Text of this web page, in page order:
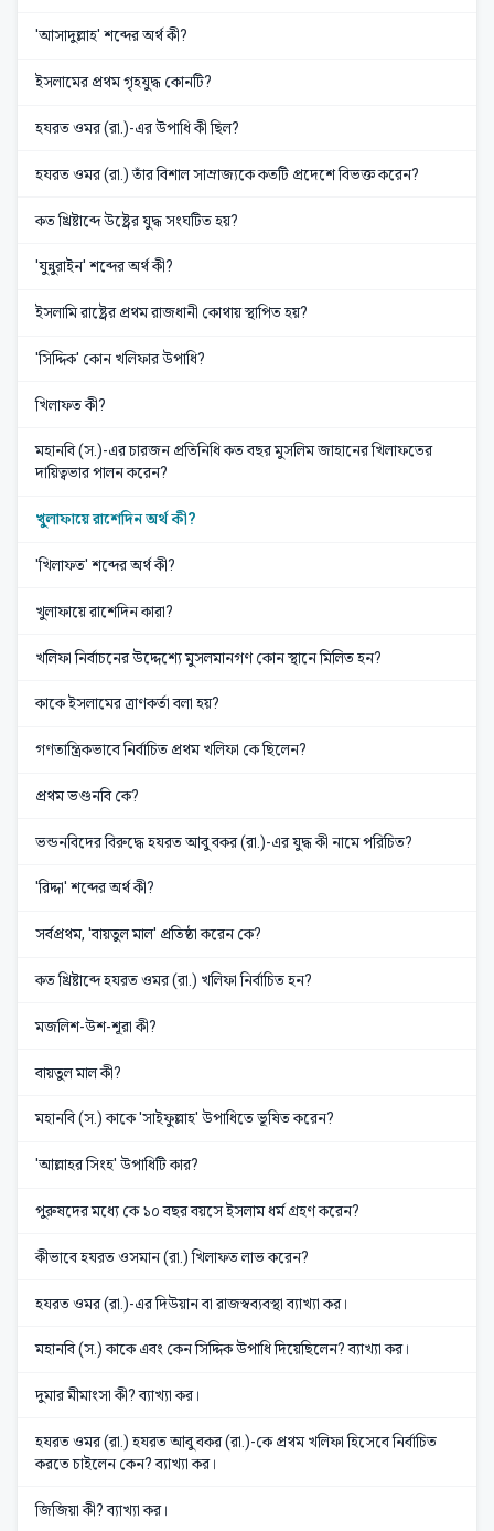
'আসাদুল্লাহ' শব্দের অর্থ কী?
ইসলামের প্রথম গৃহযুদ্ধ কোনটি?
হযরত ওমর (রা.)-এর উপাধি কী ছিল?
হযরত ওমর (রা.) তাঁর বিশাল সাম্রাজ্যকে কতটি প্রদেশে বিভক্ত করেন?
কত খ্রিষ্টাব্দে উষ্ট্রের যুদ্ধ সংঘটিত হয়?
'যুন্নুরাইন' শব্দের অর্থ কী?
ইসলামি রাষ্ট্রের প্রথম রাজধানী কোথায় স্থাপিত হয়?
'সিদ্দিক' কোন খলিফার উপাধি?
খিলাফত কী?
মহানবি (স.)-এর চারজন প্রতিনিধি কত বছর মুসলিম জাহানের খিলাফতের
দায়িত্বভার পালন করেন?
খুলাফায়ে রাশেদিন অর্থ কী?
'খিলাফত' শব্দের অর্থ কী?
খুলাফায়ে রাশেদিন কারা?
খলিফা নির্বাচনের উদ্দেশ্যে মুসলমানগণ কোন স্থানে মিলিত হন?
কাকে ইসলামের ত্রাণকর্তা বলা হয়?
গণতান্ত্রিকভাবে নির্বাচিত প্রথম খলিফা কে ছিলেন?
প্রথম ভণ্ডনবি কে?
ভন্ডনবিদের বিরুদ্ধে হযরত আবু বকর (রা.)-এর যুদ্ধ কী নামে পরিচিত?
'রিদ্দা' শব্দের অর্থ কী?
সর্বপ্রথম, 'বায়তুল মাল' প্রতিষ্ঠা করেন কে?
কত খ্রিষ্টাব্দে হযরত ওমর (রা.) খলিফা নির্বাচিত হন?
মজলিশ-উশ-শূরা কী?
বায়তুল মাল কী?
মহানবি (স.) কাকে 'সাইফুল্লাহ' উপাধিতে ভূষিত করেন?
'আল্লাহর সিংহ' উপাধিটি কার?
পুরুষদের মধ্যে কে ১০ বছর বয়সে ইসলাম ধর্ম গ্রহণ করেন?
কীভাবে হযরত ওসমান (রা.) খিলাফত লাভ করেন?
হযরত ওমর (রা.)-এর দিউয়ান বা রাজস্বব্যবস্থা ব্যাখ্যা কর।
মহানবি (স.) কাকে এবং কেন সিদ্দিক উপাধি দিয়েছিলেন? ব্যাখ্যা কর।
দুমার মীমাংসা কী? ব্যাখ্যা কর।
হযরত ওমর (রা.) হযরত আবু বকর (রা.)-কে প্রথম খলিফা হিসেবে নির্বাচিত
করতে চাইলেন কেন? ব্যাখ্যা কর।
জিজিয়া কী? ব্যাখ্যা কর।